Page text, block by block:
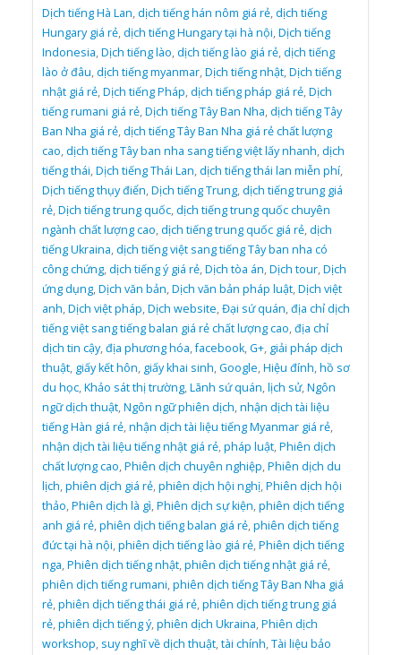
Dịch tiếng Hà Lan,dịch tiếng hán nôm giá rẻ,dịch tiếng
Hungary giá rẻ,dịch tiếng Hungary tại hà nội,Dịch tiếng
Indonesia,Dịch tiếng lào,dịch tiếng lào giá rẻ,dịch tiếng
lào ở đâu,dịch tiếng myanmar,Dịch tiếng nhật,Dịch tiếng
nhật giá rẻ,Dịch tiếng Pháp,dịch tiếng pháp giá rẻ,Dịch
tiếng rumani giá rẻ,Dịch tiếng Tây Ban Nha,dịch tiếng Tây
Ban Nha giá rẻ,dịch tiếng Tây Ban Nha giá rẻ chất lượng
cao,dịch tiếng Tây ban nha sang tiếng việt lấy nhanh,dịch
tiếng thái,Dịch tiếng Thái Lan,dịch tiếng thái lan miễn phí,
Dịch tiếng thụy điển,Dịch tiếng Trung,dịch tiếng trung giá
rẻ,Dịch tiếng trung quốc,dịch tiếng trung quốc chuyên
ngành chất lượng cao,dịch tiếng trung quốc giá rẻ,dịch
tiếng Ukraina,dịch tiếng việt sang tiếng Tây ban nha có
công chứng,dịch tiếng ý giá rẻ,Dịch tòa án,Dịch tour,Dịch
ứng dụng,Dịch văn bản,Dịch văn bản pháp luật,Dịch việt
anh,Dịch việt pháp,Dịch website,Đại sứ quán,địa chỉ dịch
tiếng việt sang tiếng balan giá rẻ chất lượng cao,địa chỉ
dịch tin cậy,địa phương hóa,facebook,G+, giải pháp dịch
thuật, giấy kết hôn, giấy khai sinh,Google,Hiệu đính,hồ sơ
du học,Khảo sát thị trường,Lãnh sứ quán,lịch sử,Ngôn
ngữ dịch thuật,Ngôn ngữ phiên dịch,nhận dịch tài liệu
tiếng Hàn giá rẻ,nhận dịch tài liệu tiếng Myanmar giá rẻ,
nhận dịch tài liệu tiếng nhật giá rẻ,pháp luật,Phiên dịch
chất lượng cao,Phiên dịch chuyên nghiệp,Phiên dịch du
lịch,phiên dịch giá rẻ,phiên dịch hội nghị,Phiên dịch hội
thảo,Phiên dịch là gì,Phiên dịch sự kiện,phiên dịch tiếng
anh giá rẻ,phiên dịch tiếng balan giá rẻ,phiên dịch tiếng
đức tại hà nội,phiên dịch tiếng lào giá rẻ,Phiên dịch tiếng
nga,Phiên dịch tiếng nhật,phiên dịch tiếng nhật giá rẻ,
phiên dịch tiếng rumani,phiên dịch tiếng Tây Ban Nha giá
rẻ,phiên dịch tiếng thái giá rẻ,phiên dịch tiếng trung giá
rẻ,phiên dịch tiếng ý,phiên dịch Ukraina,Phiên dịch
workshop, suy nghĩ về dịch thuật,tài chính,Tài liệu bảo